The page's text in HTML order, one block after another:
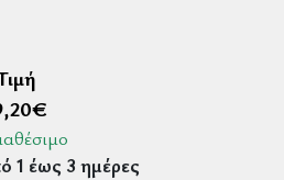
€
1 έως 3 ημέρες